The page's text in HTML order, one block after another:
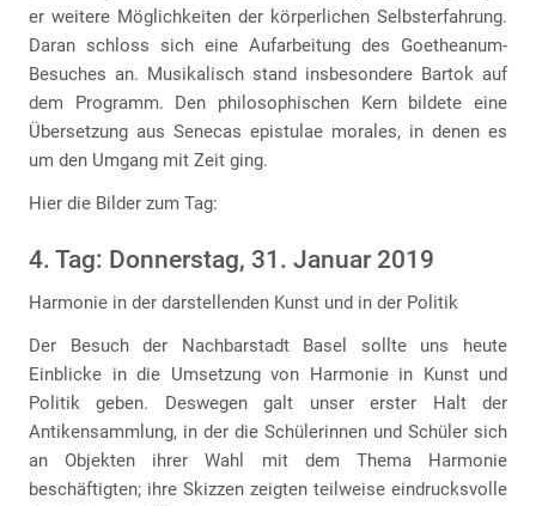
er weitere Möglichkeiten der körperlichen Selbsterfahrung.
Daran schloss sich eine Aufarbeitung des Goetheanum-
Besuches an. Musikalisch stand insbesondere Bartok auf
dem Programm. Den philosophischen Kern bildete eine
Übersetzung aus Senecas epistulae morales, in denen es
um den Umgang mit Zeit ging.
Hier die Bilder zum Tag:
4. Tag: Donnerstag, 31. Januar 2019
Harmonie in der darstellenden Kunst und in der Politik
Der Besuch der Nachbarstadt Basel sollte uns heute
Einblicke in die Umsetzung von Harmonie in Kunst und
Politik geben. Deswegen galt unser erster Halt der
Antikensammlung, in der die Schülerinnen und Schüler sich
an Objekten ihrer Wahl mit dem Thema Harmonie
beschäftigten; ihre Skizzen zeigten teilweise eindrucksvolle